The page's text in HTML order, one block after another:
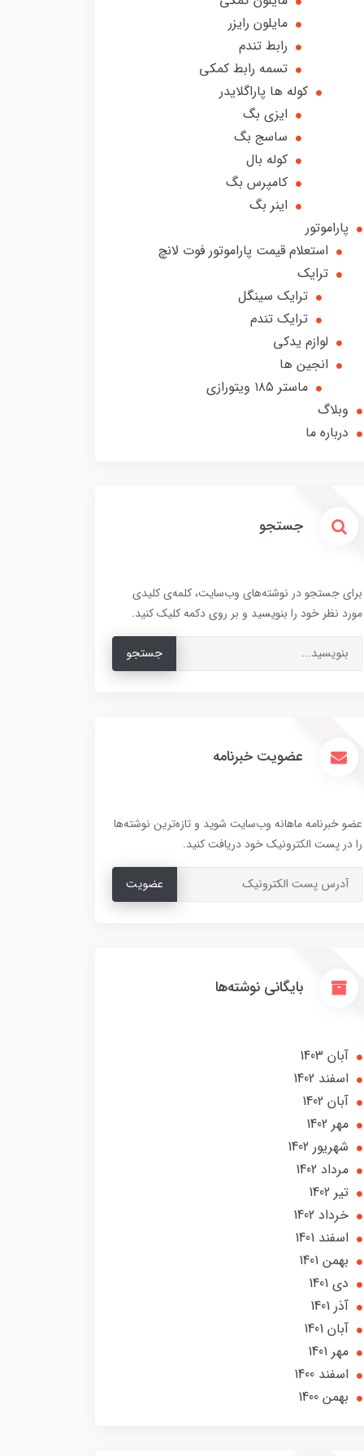
مایلون رایزر
رابط تندم
تسمه رابط کمکی
کوله ها پاراگلایدر
ایزی بگ
ساسج بگ
کوله بال
کامپرس بگ
اینر بگ
پاراموتور
استعلام قیمت پاراموتور فوت لانچ
ترایک
ترایک سینگل
ترایک تندم
لوازم یدکی
انجین ها
ماستر ۱۸۵ ویتورازی
وبلاگ
درباره ما
جستجو
برای جستجو در نوشته‌های وب‌سایت، کلمه‌ی کلیدی
مورد نظر خود را بنویسید و بر روی دکمه کلیک کنید.
جستجو
عضویت خبرنامه
عضو خبرنامه ماهانه وب‌سایت شوید و تازه‌ترین نوشته‌ها
را در پست الکترونیک خود دریافت کنید.
عضویت
بایگانی نوشته‌ها
آبان 1403
اسفند 1402
آبان 1402
مهر 1402
شهریور 1402
مرداد 1402
تير 1402
خرداد 1402
اسفند 1401
بهمن 1401
دی 1401
آذر 1401
آبان 1401
مهر 1401
اسفند 1400
بهمن 1400